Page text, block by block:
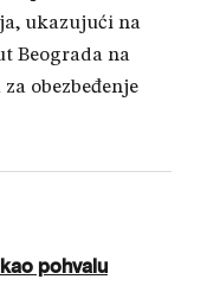
ukazujući na
Beograda na
obezbeđenje
pohvalu